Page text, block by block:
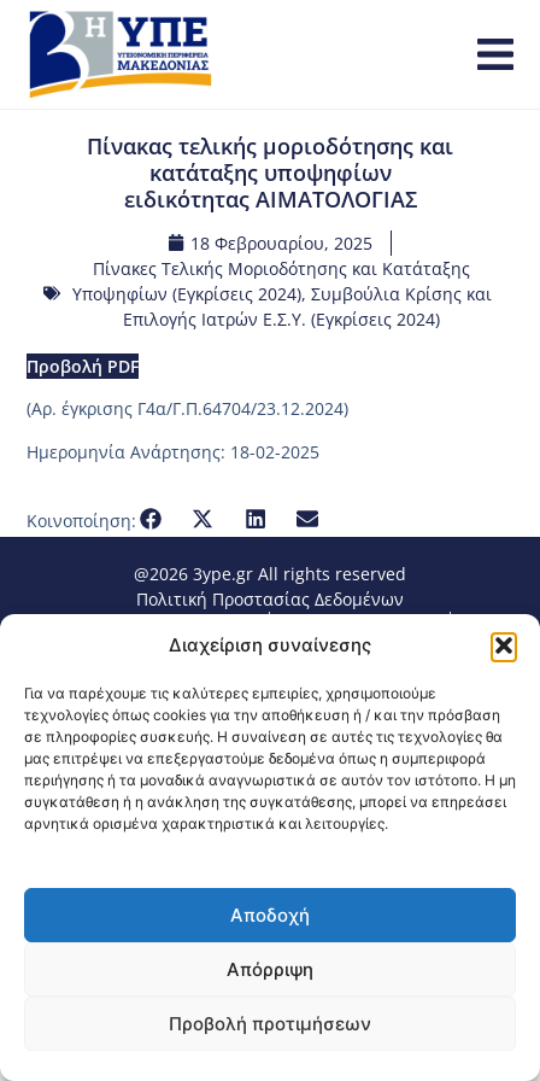
Διαχείριση συναίνεσης
Για να παρέχουμε τις καλύτερες εμπειρίες, χρησιμοποιούμε
τεχνολογίες όπως cookies για την αποθήκευση ή / και την πρόσβαση
σε πληροφορίες συσκευής. Η συναίνεση σε αυτές τις τεχνολογίες θα
μας επιτρέψει να επεξεργαστούμε δεδομένα όπως η συμπεριφορά
περιήγησης ή τα μοναδικά αναγνωριστικά σε αυτόν τον ιστότοπο. Η μη
συγκατάθεση ή η ανάκληση της συγκατάθεσης, μπορεί να επηρεάσει
αρνητικά ορισμένα χαρακτηριστικά και λειτουργίες.
Αποδοχή
Απόρριψη
Προβολή προτιμήσεων
Πίνακας τελικής μοριοδότησης και
κατάταξης υποψηφίων
ειδικότητας ΑΙΜΑΤΟΛΟΓΙΑΣ
18 Φεβρουαρίου, 2025
Πίνακες Τελικής Μοριοδότησης και Κατάταξης
Υποψηφίων (Εγκρίσεις 2024), Συμβούλια Κρίσης και
Επιλογής Ιατρών Ε.Σ.Υ. (Εγκρίσεις 2024)
Προβολή PDF
(Aρ. έγκρισης Γ4α/Γ.Π.64704/23.12.2024)
Ημερομηνία Ανάρτησης: 18-02-2025
Κοινοποίηση:
@2026 3ype.gr All rights reserved
Πολιτική Προστασίας Δεδομένων
email: 3ype@3ype.gr